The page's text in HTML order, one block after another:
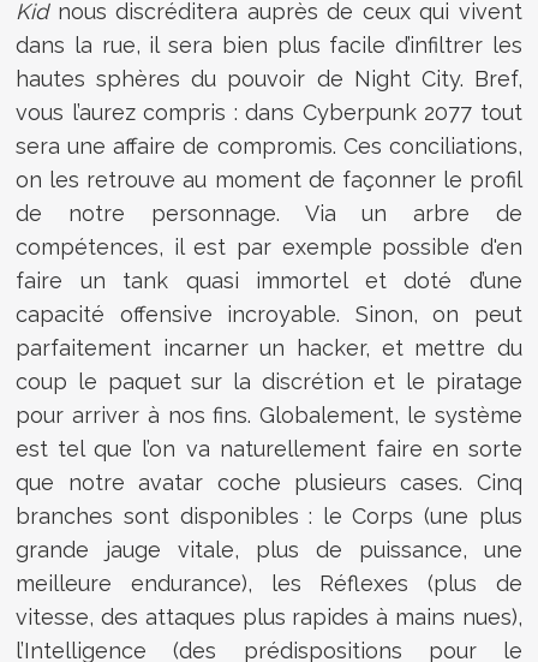
Kidnous discréditera auprès de ceux qui vivent
dans la rue, il sera bien plus facile d’infiltrer les
hautes sphères du pouvoir de Night City. Bref,
vous l’aurez compris : dans Cyberpunk 2077 tout
sera une affaire de compromis. Ces conciliations,
on les retrouve au moment de façonner le profil
de notre personnage. Via un arbre de
compétences, il est par exemple possible d'en
faire un tank quasi immortel et doté d’une
capacité offensive incroyable. Sinon, on peut
parfaitement incarner un hacker, et mettre du
coup le paquet sur la discrétion et le piratage
pour arriver à nos fins. Globalement, le système
est tel que l’on va naturellement faire en sorte
que notre avatar coche plusieurs cases. Cinq
branches sont disponibles : le Corps (une plus
grande jauge vitale, plus de puissance, une
meilleure endurance), les Réflexes (plus de
vitesse, des attaques plus rapides à mains nues),
l’Intelligence (des prédispositions pour le